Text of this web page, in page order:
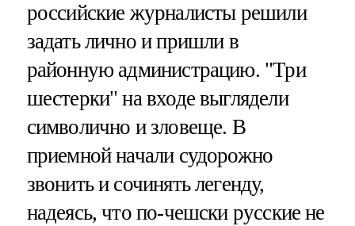
российские журналисты решили
задать лично и пришли в
районную администрацию. "Три
шестерки" на входе выглядели
символично и зловеще. В
приемной начали судорожно
звонить и сочинять легенду,
надеясь, что по-чешски русские не